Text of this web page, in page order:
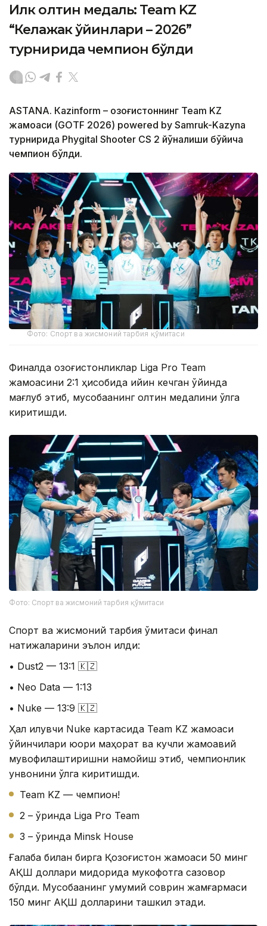
Илк олтин медаль: Team KZ
“Келажак ўйинлари – 2026”
турнирида чемпион бўлди
ASTANА. Кazinform – Қозоғистоннинг Team KZ
жамоаси (GOTF 2026) powered by Samruk-Kazyna
турнирида Phygital Shooter CS 2 йўналиши бўйича
чемпион бўлди.
Фото: Спорт ва жисмоний тарбия қўмитаси
Финалда қозоғистонликлар Liga Pro Team
жамоасини 2:1 ҳисобида қийин кечган ўйинда
мағлуб этиб, мусобақанинг олтин медалини қўлга
киритишди.
Фото: Спорт ва жисмоний тарбия қўмитаси
Спорт ва жисмоний тарбия қўмитаси финал
натижаларини эълон қилди:
• Dust2 — 13:1 🇰🇿
• Neo Data — 1:13
• Nuke — 13:9 🇰🇿
Ҳал қилувчи Nuke картасида Team KZ жамоаси
ўйинчилари юқори маҳорат ва кучли жамоавий
мувофиқлаштиришни намойиш этиб, чемпионлик
унвонини қўлга киритишди.
Team KZ — чемпион!
2 – ўринда Liga Pro Team
3 – ўринда Minsk House
Ғалаба билан бирга Қозоғистон жамоаси 50 минг
АҚШ доллари миқдорида мукофотга сазовор
бўлди. Мусобақанинг умумий соврин жамғармаси
150 минг АҚШ долларини ташкил этади.